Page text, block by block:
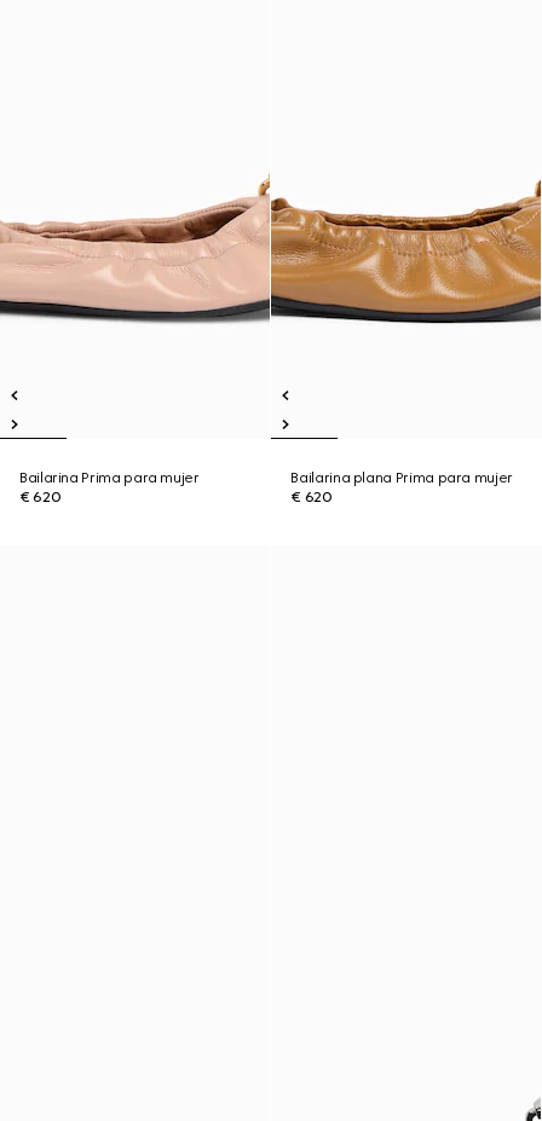
Bailarina Prima para mujer
€ 620
Bailarina plana Prima para mujer
€ 620